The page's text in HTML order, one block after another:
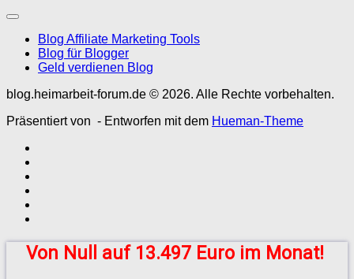
Blog Affiliate Marketing Tools
Blog für Blogger
Geld verdienen Blog
blog.heimarbeit-forum.de © 2026. Alle Rechte vorbehalten.
Präsentiert von - Entworfen mit dem Hueman-Theme
Von Null auf 13.497 Euro im Monat!